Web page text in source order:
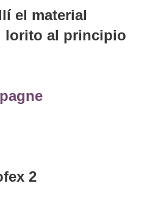
el material
lorito al principio
2